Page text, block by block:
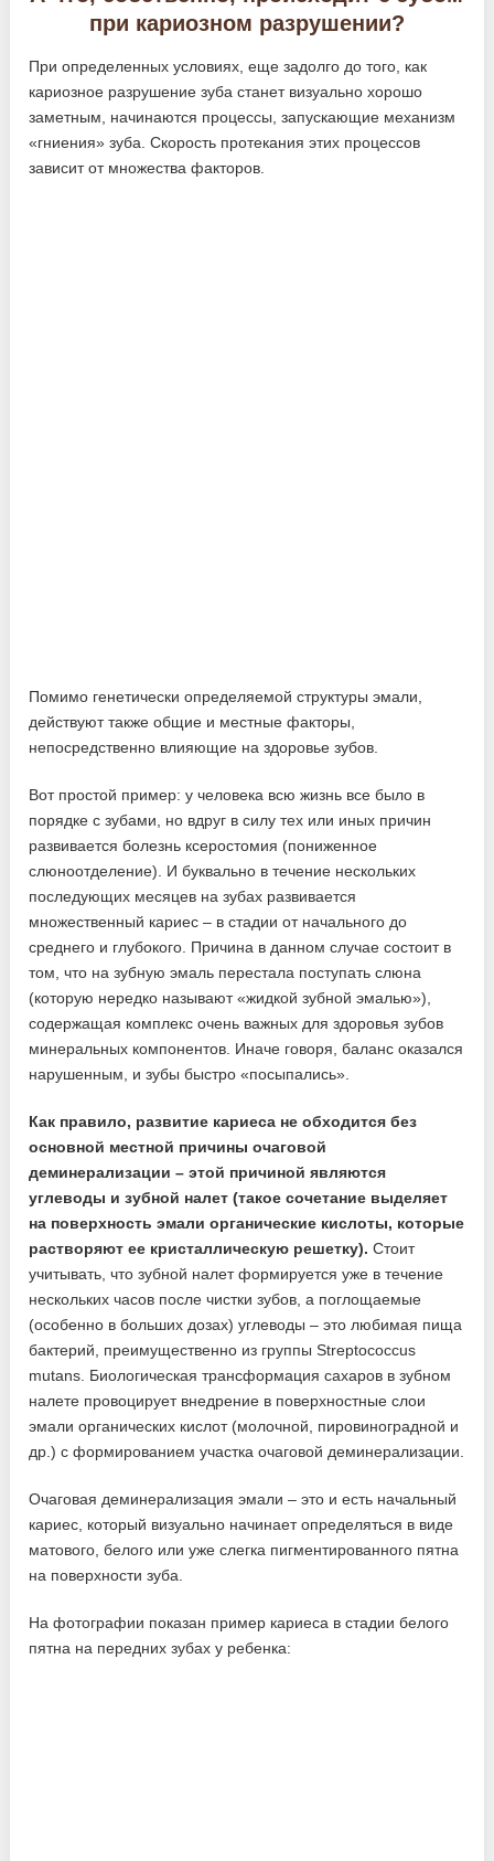
при кариозном разрушении?
При определенных условиях, еще задолго до того, как
кариозное разрушение зуба станет визуально хорошо
заметным, начинаются процессы, запускающие механизм
«гниения» зуба. Скорость протекания этих процессов
зависит от множества факторов.
Помимо генетически определяемой структуры эмали,
действуют также общие и местные факторы,
непосредственно влияющие на здоровье зубов.
Вот простой пример: у человека всю жизнь все было в
порядке с зубами, но вдруг в силу тех или иных причин
развивается болезнь ксеростомия (пониженное
слюноотделение). И буквально в течение нескольких
последующих месяцев на зубах развивается
множественный кариес – в стадии от начального до
среднего и глубокого. Причина в данном случае состоит в
том, что на зубную эмаль перестала поступать слюна
(которую нередко называют «жидкой зубной эмалью»),
содержащая комплекс очень важных для здоровья зубов
минеральных компонентов. Иначе говоря, баланс оказался
нарушенным, и зубы быстро «посыпались».
Как правило, развитие кариеса не обходится без
основной местной причины очаговой
деминерализации – этой причиной являются
углеводы и зубной налет (такое сочетание выделяет
на поверхность эмали органические кислоты, которые
растворяют ее кристаллическую решетку). Стоит
учитывать, что зубной налет формируется уже в течение
нескольких часов после чистки зубов, а поглощаемые
(особенно в больших дозах) углеводы – это любимая пища
бактерий, преимущественно из группы Streptococcus
mutans. Биологическая трансформация сахаров в зубном
налете провоцирует внедрение в поверхностные слои
эмали органических кислот (молочной, пировиноградной и
др.) с формированием участка очаговой деминерализации.
Очаговая деминерализация эмали – это и есть начальный
кариес, который визуально начинает определяться в виде
матового, белого или уже слегка пигментированного пятна
на поверхности зуба.
На фотографии показан пример кариеса в стадии белого
пятна на передних зубах у ребенка: